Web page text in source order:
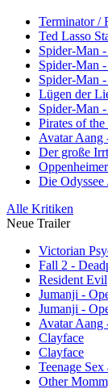
Terminator /
Ted Lasso
Spider-Man
Spider-Man
Spider-Man
Lügen der
Spider-Man
Pirates of
Avatar Aang
Der große
Die
Alle Kritiken
Neue Trailer
Victorian
Fall 2 -
Resident Evil
Jumanji -
Jumanji -
Avatar Aang
Clayface
Clayface
Teenage
Other